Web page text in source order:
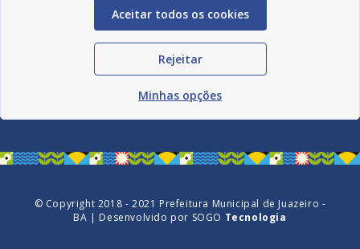
Redes Sociais
© Copyright 2018 - 2021 Prefeitura Municipal de Juazeiro -
BA | Desenvolvido por SOGO Tecnologia
Aceitar todos os cookies
Rejeitar
Minhas opções